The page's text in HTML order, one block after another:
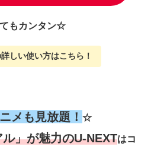
もカンタン☆
しい使い方はこちら ！
メも見放題！ ☆
」が魅力のU-NEXTはコ